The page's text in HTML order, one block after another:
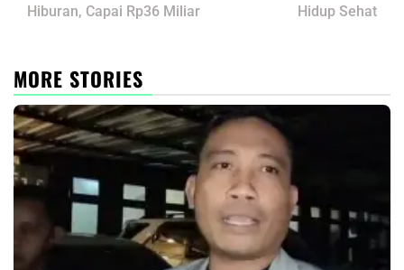
Hiburan, Capai Rp36 Miliar
Hidup Sehat
MORE STORIES